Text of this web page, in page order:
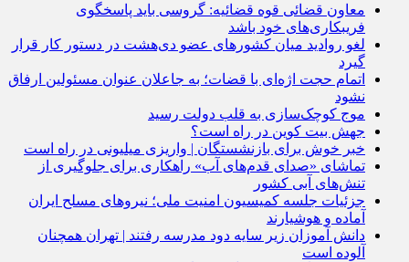
معاون قضائی قوه قضائیه: گروسی باید پاسخگوی
فریبکاری‌های خود باشد
لغو روادید میان کشورهای عضو دی‌هشت در دستور کار قرار
گیرد
اتمام حجت اژه‌ای با قضات؛ به جاعلان عنوان مسئولین ارفاق
نشود
موج کوچک‌سازی به قلب دولت رسید
جهش بیت کوین در راه است؟
خبر خوش برای بازنشستگان | واریزی میلیونی در راه است
تماشای «صدای قدم‌های آب» راهکاری برای جلوگیری از
تنش‌های آبی کشور
جزئیات جلسه کمیسیون امنیت ملی؛ نیروهای مسلح ایران
آماده‌ و هوشیارند
دانش آموزان زیر سایه دود مدرسه رفتند | تهران همچنان
آلوده است